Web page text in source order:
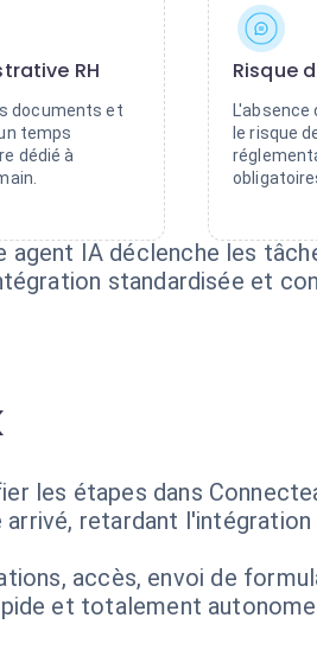
RH
documents et
temps
dédié à
Risque
le risque
IA déclenche les
standardisée et
les étapes dans
arrivé, retardant
accès, envoi de
et totalement